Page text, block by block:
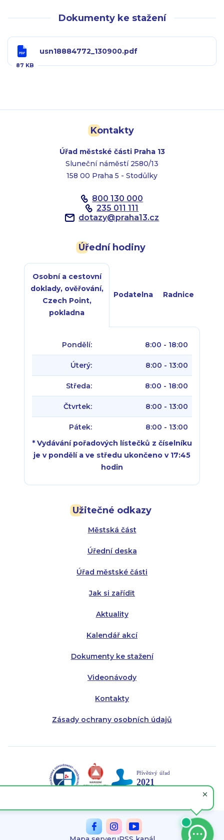
Dokumenty ke stažení
usn18884772_130900.pdf
87 KB
Kontakty
Úřad městské části Praha 13
Sluneční náměstí 2580/13
158 00 Praha 5 - Stodůlky
800 130 000
235 011 111
dotazy@praha13.cz
Užitečné odkazy
Městská část
Úřední deska
Úřad městské části
Jak si zařídit
Aktuality
Kalendář akcí
Dokumenty ke stažení
Videonávody
Kontakty
Zásady ochrany osobních údajů
Úřední hodiny
Osobní a cestovní
doklady, ověřování,
Czech Point,
pokladna
Podatelna Radnice
Pondělí: 8:00 - 18:00
Úterý: 8:00 - 13:00
Středa: 8:00 - 18:00
Čtvrtek: 8:00 - 13:00
Pátek:
8:00 - 13:00
* Vydávání pořadových lístečků z číselníku
je v pondělí a ve středu ukončeno v 17:45
hodin
Úterý:
Středa:
Čtvrtek:
Pátek:
Úterý:
Středa:
Čtvrtek: